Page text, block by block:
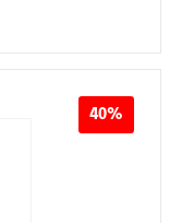
40%